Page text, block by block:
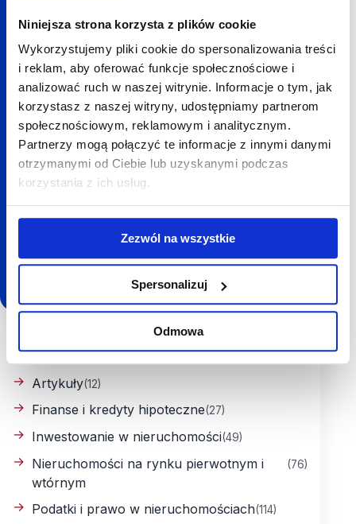
Niniejsza strona korzysta z plików cookie
Wykorzystujemy pliki cookie do spersonalizowania treści
i reklam, aby oferować funkcje społecznościowe i
analizować ruch w naszej witrynie. Informacje o tym, jak
korzystasz z naszej witryny, udostępniamy partnerom
społecznościowym, reklamowym i analitycznym.
Partnerzy mogą połączyć te informacje z innymi danymi
otrzymanymi od Ciebie lub uzyskanymi podczas
korzystania z ich usług.
Zezwól na wszystkie
Spersonalizuj
Odmowa
dom do homly!
Wyceniamy mieszkania i domy za darmo,
bez zobowiązań. Wybrane mieszkania i
domy kupujemy za gotówkę na terenie całej
Polski.
Uzyskaj wstępną ofertę kupna w 24h
Podaj
nazwę
DARMOWA WYCENA
Kategorie
Artykuły(12)
Finanse i kredyty hipoteczne(27)
Inwestowanie w nieruchomości(49)
Nieruchomości na rynku pierwotnym i
wtórnym
(76)
Podatki i prawo w nieruchomościach(114)